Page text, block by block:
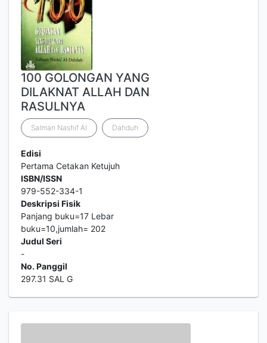
100 GOLONGAN YANG
DILAKNAT ALLAH DAN
RASULNYA
Salman Nashif Al Dahduh
Edisi
Pertama Cetakan Ketujuh
ISBN/ISSN
979-552-334-1
Deskripsi Fisik
Panjang buku=17 Lebar
buku=10,jumlah= 202
Judul Seri
-
No. Panggil
297.31 SAL G